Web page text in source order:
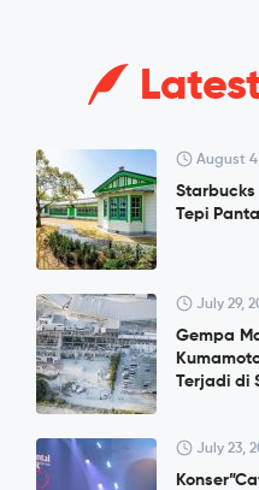
August
Starbucks
Tepi
July 29,
Gempa
Terjadi di
July 23,